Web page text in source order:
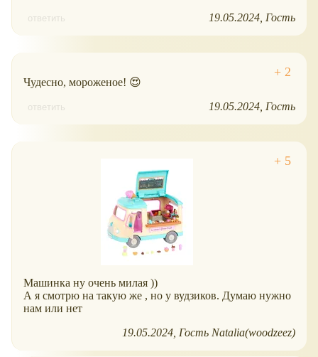
ответить 19.05.2024 Гость
Чудесно, мороженое! 😍
ответить 19.05.2024 Гость
Машинка ну очень милая ))
А я смотрю на такую же , но у вудзиков. Думаю нужно
нам или нет
19.05.2024 Гость Natalia(woodzeez)